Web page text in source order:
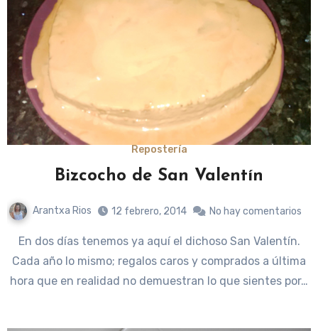
Repostería
Bizcocho de San Valentín
Arantxa Rios 12 febrero, 2014 No hay comentarios
En dos días tenemos ya aquí el dichoso San Valentín.
Cada año lo mismo; regalos caros y comprados a última
hora que en realidad no demuestran lo que sientes por…